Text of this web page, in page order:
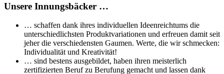
Unsere Innungsbäcker …
… schaffen dank ihres individuellen Ideenreichtums die
unterschiedlichsten Produktvariationen und erfreuen damit seit
jeher die verschiedensten Gaumen. Werte, die wir schmecken:
Individualität und Kreativität!
… sind bestens ausgebildet, haben ihren meisterlich
zertifizierten Beruf zu Berufung gemacht und lassen dank